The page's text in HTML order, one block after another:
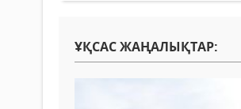
ҰҚСАС ЖАҢАЛЫҚТАР: